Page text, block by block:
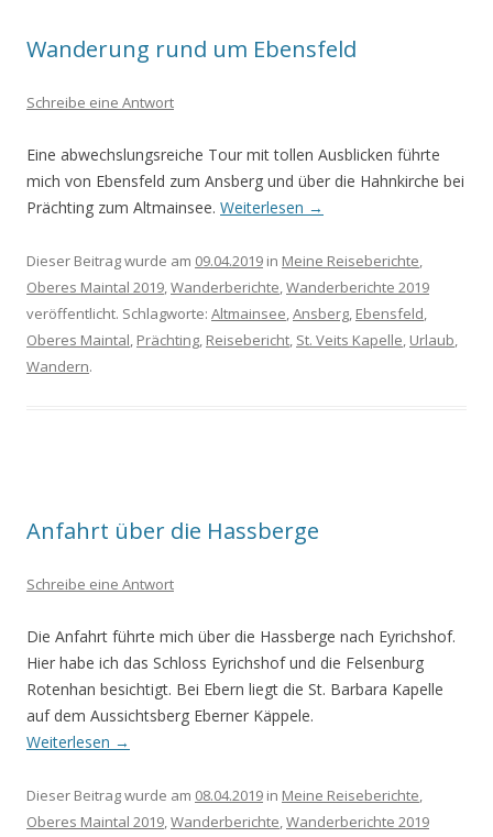
Wanderung rund um Ebensfeld
Schreibe eine Antwort
Eine abwechslungsreiche Tour mit tollen Ausblicken führte
mich von Ebensfeld zum Ansberg und über die Hahnkirche bei
Prächting zum Altmainsee. Weiterlesen →
Dieser Beitrag wurde am 09.04.2019 in Meine Reiseberichte,
Oberes Maintal 2019,Wanderberichte,Wanderberichte 2019
veröffentlicht. Schlagworte: Altmainsee,Ansberg, Ebensfeld,
Oberes Maintal, Prächting, Reisebericht, St. Veits Kapelle, Urlaub,
Wandern.
Anfahrt über die Hassberge
Schreibe eine Antwort
Die Anfahrt führte mich über die Hassberge nach Eyrichshof.
Hier habe ich das Schloss Eyrichshof und die Felsenburg
Rotenhan besichtigt. Bei Ebern liegt die St. Barbara Kapelle
auf dem Aussichtsberg Eberner Käppele.
Weiterlesen →
Dieser Beitrag wurde am 08.04.2019 in Meine Reiseberichte,
Oberes Maintal 2019,Wanderberichte,Wanderberichte 2019